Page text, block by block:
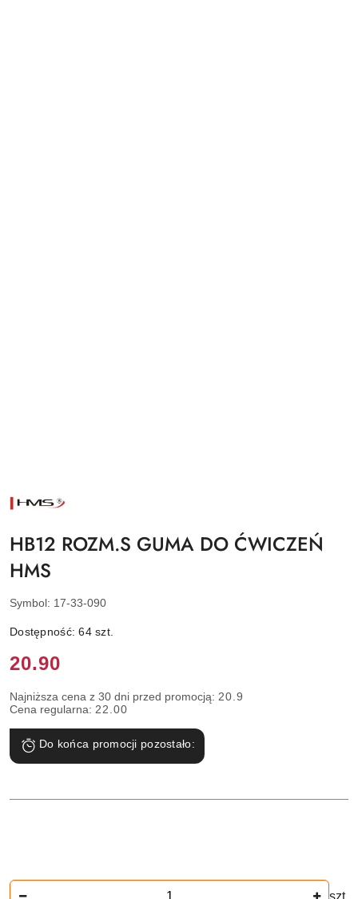
NAZWA
PRODUCENTA:
HB12 ROZM.S GUMA DO ĆWICZEŃ
HMS
Symbol: 17-33-090
Dostępność:64szt.
Cena:
20.90
Najniższa cena z 30 dni przed promocją: 20.9
Cena regularna: 22.00
Do końca promocji pozostało:
szt.